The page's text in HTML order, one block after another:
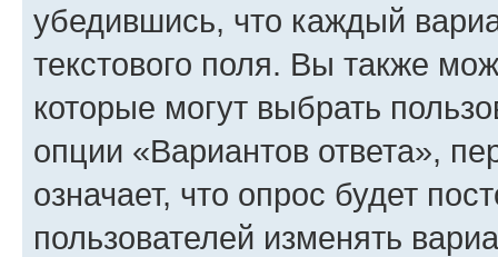
убедившись, что каждый
текстового поля. Вы также
которые могут выбрать
опции «Вариантов ответа»,
означает, что опрос будет
пользователей изменять